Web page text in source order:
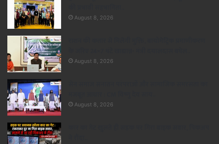
August 8, 2026
August 8, 2026
August 8, 2026